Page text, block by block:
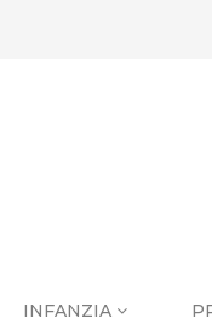
INFANZIA